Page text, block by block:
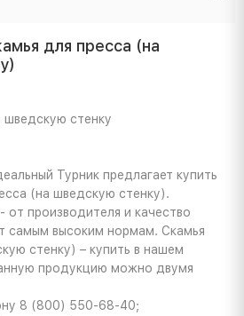
для пресса (на
шведскую стенку
Турник предлагает купить
(на шведскую стенку).
производителя и качество
самым высоким нормам. Скамья
стенку) – купить в нашем
продукцию можно двумя
8 (800) 550-68-40;